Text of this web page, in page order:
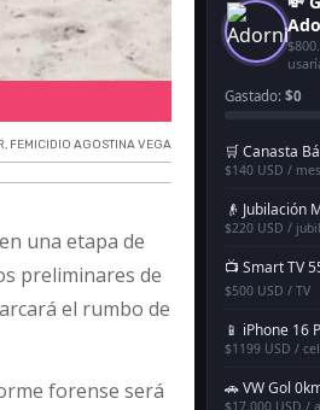
Caso Agostina
, FEMICIDIO AGOSTINA VEGA
una etapa de
preliminares de
el rumbo de
forense será